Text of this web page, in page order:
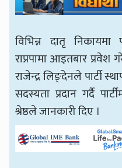
विभिन्न दातृ
राप्रपामा आइतबार प्रवेश
राजेन्द्र लिङ्देनले पार्टी
सदस्यता प्रदान गर्दै
श्रेष्ठले जानकारी दिए ।